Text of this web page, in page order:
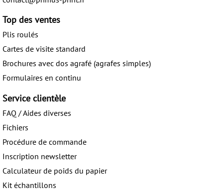
Top des ventes
Plis roulés
Cartes de visite standard
Brochures avec dos agrafé (agrafes simples)
Formulaires en continu
Service clientèle
FAQ / Aides diverses
Fichiers
Procédure de commande
Inscription newsletter
Calculateur de poids du papier
Kit échantillons